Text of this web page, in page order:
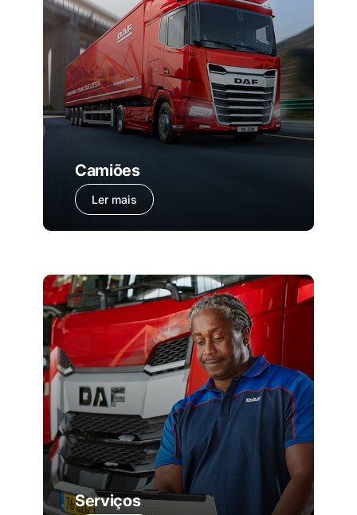
Camiões
Ler mais
Serviços